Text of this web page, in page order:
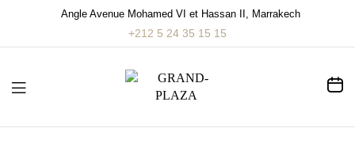
Angle Avenue Mohamed VI et Hassan II, Marrakech
+212 5 24 35 15 15